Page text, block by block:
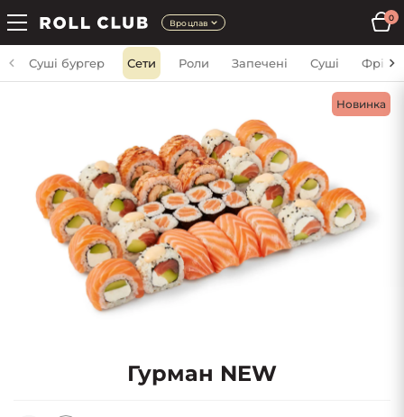
Вроцлав
0
Суші бургер Сети Роли Запечені Суші Фрі
Новинка
Гурман NEW